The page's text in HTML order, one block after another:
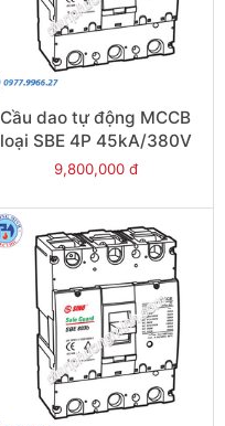
Cầu dao tự động MCCB
loại SBE 4P 45kA/380V
600A - Model
9,800,000 đ